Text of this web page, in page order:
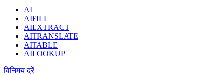
AI
AIFILL
AIEXTRACT
AITRANSLATE
AITABLE
AILOOKUP
विनिमय दरें